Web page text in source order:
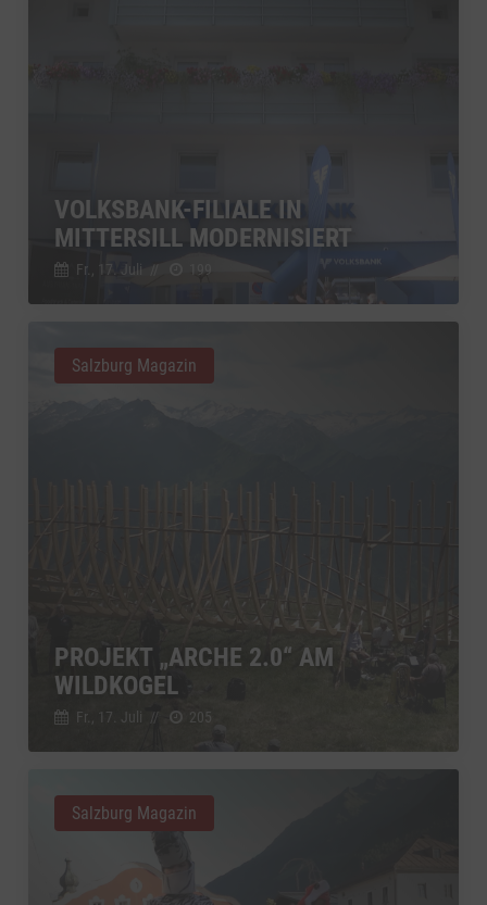
VOLKSBANK-FILIALE IN
MITTERSILL MODERNISIERT
Fr., 17. Juli // 199
PROJEKT „ARCHE 2.0“ AM
WILDKOGEL
Fr., 17. Juli // 205
Salzburg Magazin
Salzburg Magazin